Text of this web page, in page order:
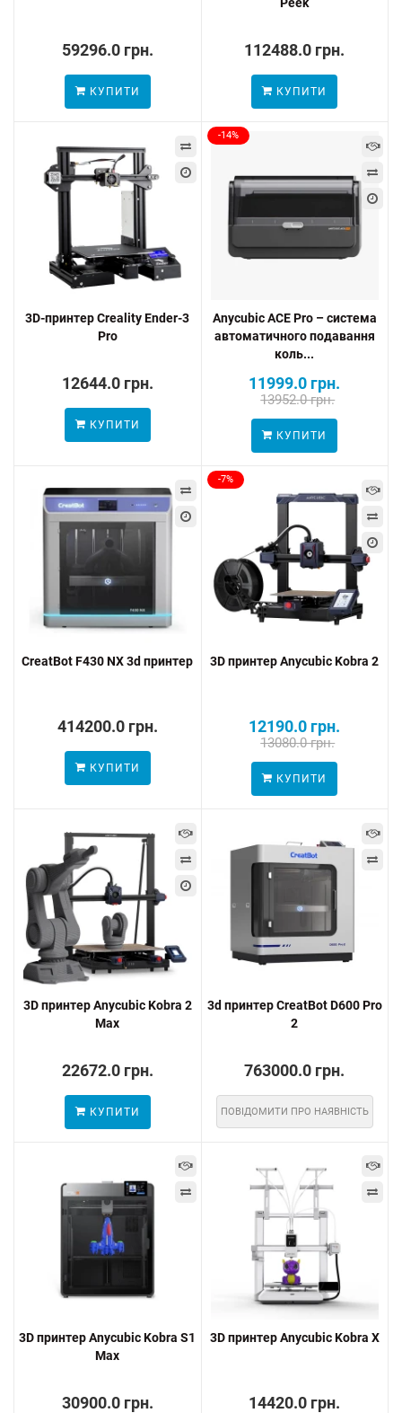
59296.0 грн.
КУПИТИ
112488.0 грн.
КУПИТИ
3D-принтер Creality Ender-3
Pro
12644.0 грн.
КУПИТИ
-14%
Anycubic ACE Pro – система
автоматичного подавання
коль...
11999.0 грн.
13952.0 грн.
КУПИТИ
CreatBot F430 NX 3d принтер
414200.0 грн.
КУПИТИ
-7%
3D принтер Anycubic Kobra 2
12190.0 грн.
13080.0 грн.
КУПИТИ
3D принтер Anycubic Kobra 2
Max
22672.0 грн.
КУПИТИ
3d принтер CreatBot D600 Pro
2
763000.0 грн.
ПОВІДОМИТИ ПРО НАЯВНІСТЬ
3D принтер Anycubic Kobra S1
Max
30900.0 грн.
3D принтер Anycubic Kobra X
14420.0 грн.